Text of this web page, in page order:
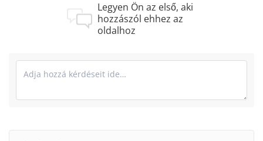
Legyen Ön az első, aki
hozzászól ehhez az
oldalhoz